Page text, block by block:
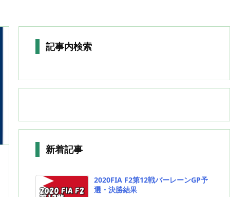
記事内検索
新着記事
2020FIA F2第12戦バーレーンGP予
選・決勝結果